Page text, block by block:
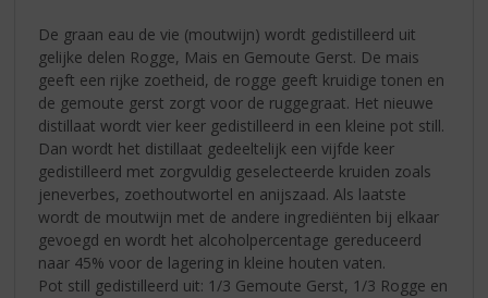
De graan eau de vie (moutwijn) wordt gedistilleerd uit
gelijke delen Rogge, Mais en Gemoute Gerst. De mais
geeft een rijke zoetheid, de rogge geeft kruidige tonen en
de gemoute gerst zorgt voor de ruggegraat. Het nieuwe
distillaat wordt vier keer gedistilleerd in een kleine pot still.
Dan wordt het distillaat gedeeltelijk een vijfde keer
gedistilleerd met zorgvuldig geselecteerde kruiden zoals
jeneverbes, zoethoutwortel en anijszaad. Als laatste
wordt de moutwijn met de andere ingrediënten bij elkaar
gevoegd en wordt het alcoholpercentage gereduceerd
naar 45% voor de lagering in kleine houten vaten.
Pot still gedistilleerd uit: 1/3 Gemoute Gerst, 1/3 Rogge en